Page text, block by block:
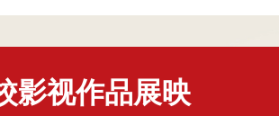
影视作品展映